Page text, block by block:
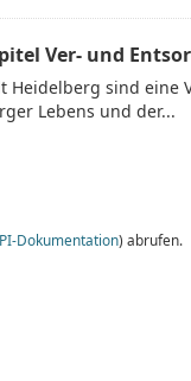
Ver- und
Heidelberg sind
Lebens und der...
Dokumentation) abrufen.